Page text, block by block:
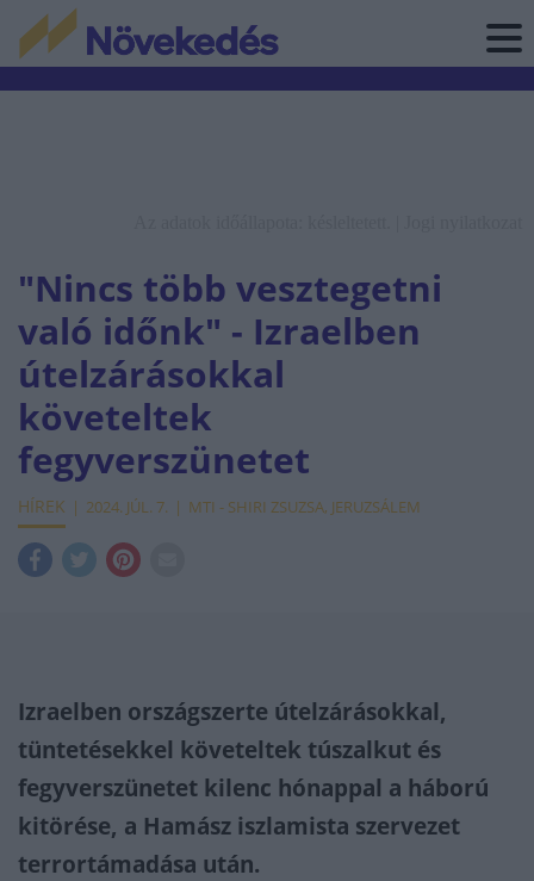
"Nincs több vesztegetni
való időnk" - Izraelben
útelzárásokkal
követeltek
fegyverszünetet
HÍREK 2024. JÚL. 7. MTI - SHIRI ZSUZSA, JERUZSÁLEM
Izraelben országszerte útelzárásokkal,
tüntetésekkel követeltek túszalkut és
fegyverszünetet kilenc hónappal a háború
kitörése, a Hamász iszlamista szervezet
terrortámadása után.